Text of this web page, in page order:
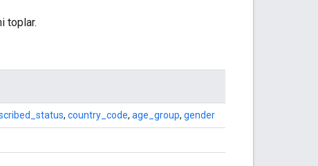
toplar.
, country_code, age_group, gender